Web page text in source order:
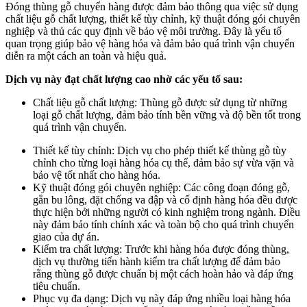
Đóng thùng gỗ chuyển hàng được đảm bảo thông qua việc sử dụng
chất liệu gỗ chất lượng, thiết kế tùy chỉnh, kỹ thuật đóng gói chuyên
nghiệp và thủ các quy định về bảo vệ môi trường. Đây là yếu tố
quan trọng giúp bảo vệ hàng hóa và đảm bảo quá trình vận chuyển
diễn ra một cách an toàn và hiệu quả.
Dịch vụ này đạt chất lượng cao nhờ các yếu tố sau:
Chất liệu gỗ chất lượng: Thùng gỗ được sử dụng từ những
loại gỗ chất lượng, đảm bảo tính bền vững và độ bền tốt trong
quá trình vận chuyển.
Thiết kế tùy chỉnh: Dịch vụ cho phép thiết kế thùng gỗ tùy
chỉnh cho từng loại hàng hóa cụ thể, đảm bảo sự vừa vặn và
bảo vệ tốt nhất cho hàng hóa.
Kỹ thuật đóng gói chuyên nghiệp: Các công đoạn đóng gỗ,
gắn bu lông, đặt chống va đập và cố định hàng hóa đều được
thực hiện bởi những người có kinh nghiệm trong ngành. Điều
này đảm bảo tính chính xác và toàn bộ cho quá trình chuyển
giao của dự án.
Kiểm tra chất lượng: Trước khi hàng hóa được đóng thùng,
dịch vụ thường tiến hành kiểm tra chất lượng để đảm bảo
rằng thùng gỗ được chuẩn bị một cách hoàn hảo và đáp ứng
tiêu chuẩn.
Phục vụ đa dạng: Dịch vụ này đáp ứng nhiều loại hàng hóa